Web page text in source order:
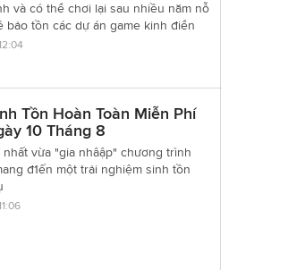
và có thể chơi lại sau nhiều năm nỗ
bảo tồn các dự án game kinh điển
Tồn Hoàn Toàn Miễn Phí
10 Tháng 8
vừa "gia nhâập" chương trình
đ1ến một trải nghiệm sinh tồn